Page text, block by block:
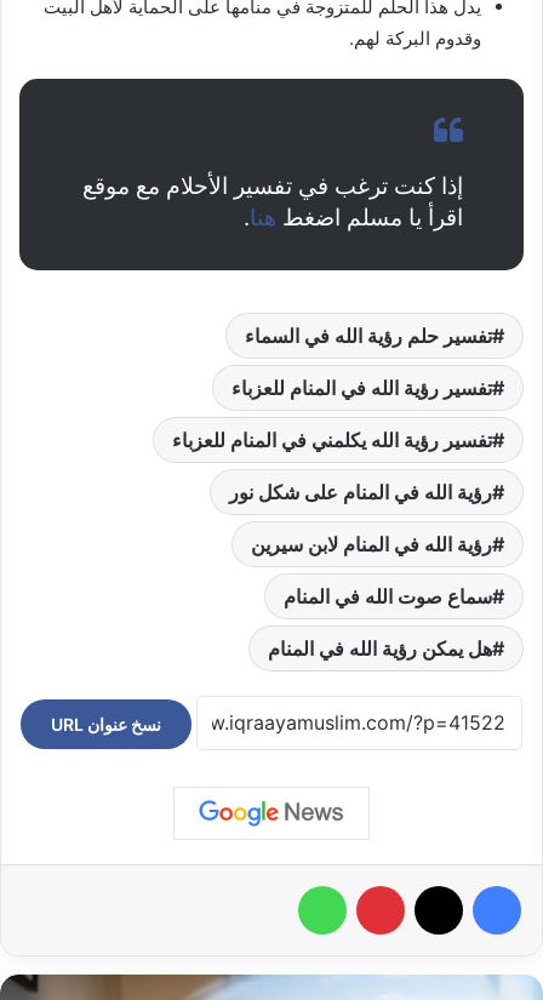
يدل هذا الحلم للمتزوجة في منامها على الحماية لأهل البيت
وقدوم البركة لهم.
إذا كنت ترغب في تفسير الأحلام مع موقع
اقرأ يا مسلم اضغط هنا.
تفسير حلم رؤية الله في السماء
تفسير رؤية الله في المنام للعزباء
تفسير رؤية الله يكلمني في المنام للعزباء
رؤية الله في المنام على شكل نور
رؤية الله في المنام لابن سيرين
سماع صوت الله في المنام
هل يمكن رؤية الله في المنام
نسخ عنوان URL
فيسبوك بينتيريست